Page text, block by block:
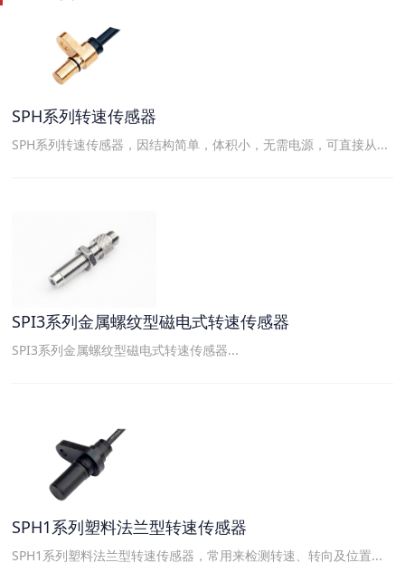
SPH系列转速传感器
SPH系列转速传感器，因结构简单，体积小，无需电源，可直接从...
SPI3系列金属螺纹型磁电式转速传感器
SPI3系列金属螺纹型磁电式转速传感器...
SPH1系列塑料法兰型转速传感器
SPH1系列塑料法兰型转速传感器，常用来检测转速、转向及位置...